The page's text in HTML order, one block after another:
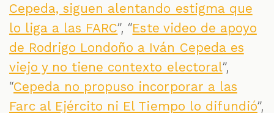
Cepeda, siguen alentando estigma que
lo liga a las FARC”, “Este video de apoyo
de Rodrigo Londoño a Iván Cepeda es
viejo y no tiene contexto electoral”,
“Cepeda no propuso incorporar a las
Farc al Ejército ni El Tiempo lo difundió”,